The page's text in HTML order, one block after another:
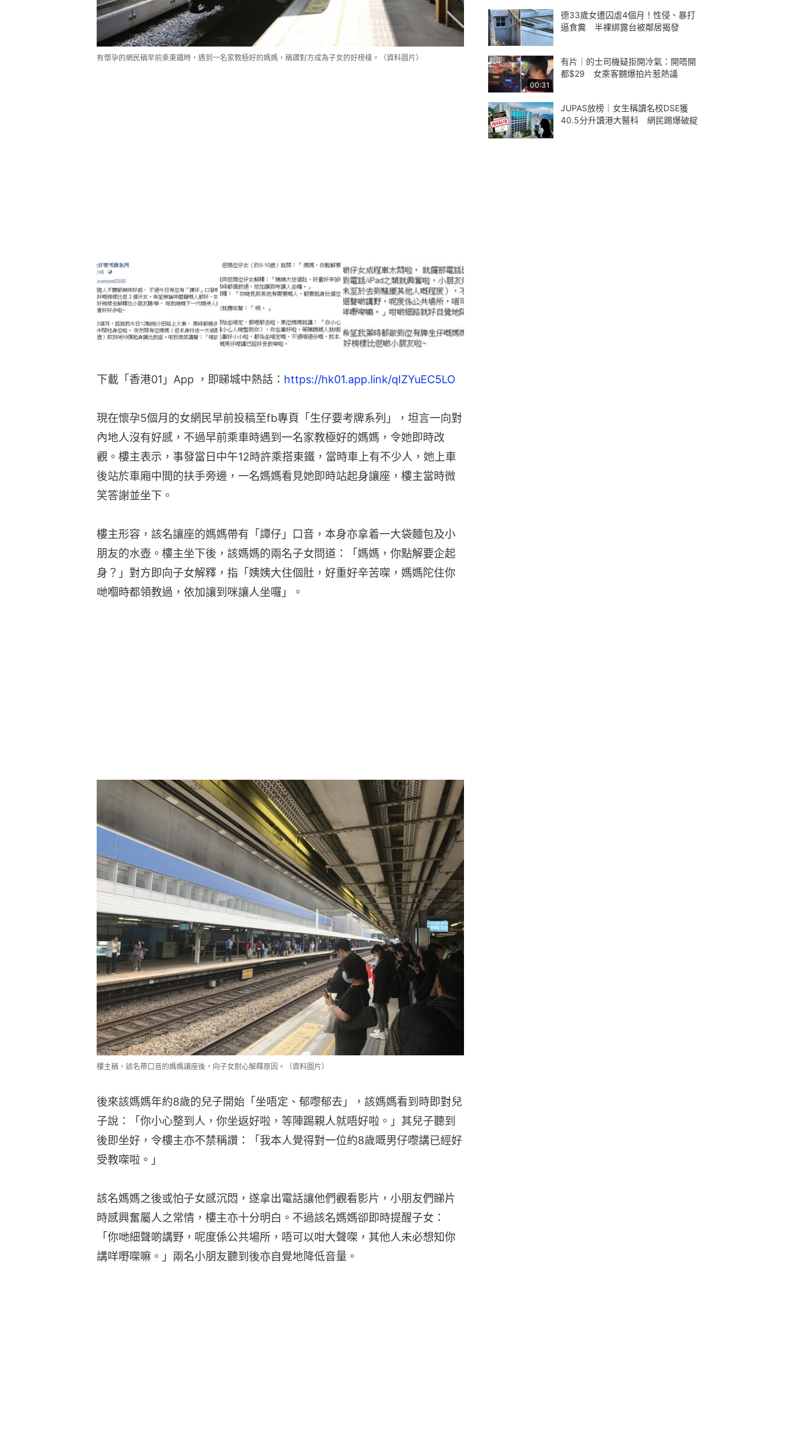
有懷孕的網民稱早前乘東鐵時，遇到一名家教極好的媽媽，稱讚對方成為子女的好榜樣。（資料圖片）
下載「香港01」App ，即睇城中熱話： https://hk01.app.link/qIZYuEC5LO
現在懷孕5個月的女網民早前投稿至fb專頁「生仔要考牌系列」，坦言一向對
內地人沒有好感，不過早前乘車時遇到一名家教極好的媽媽，令她即時改
觀。樓主表示，事發當日中午12時許乘搭東鐵，當時車上有不少人，她上車
後站於車廂中間的扶手旁邊，一名媽媽看見她即時站起身讓座，樓主當時微
笑答謝並坐下。
樓主形容，該名讓座的媽媽帶有「譚仔」口音，本身亦拿着一大袋麵包及小
朋友的水壺。樓主坐下後，該媽媽的兩名子女問道：「媽媽，你點解要企起
身？」對方即向子女解釋，指「姨姨大住個肚，好重好辛苦㗎，媽媽陀住你
哋嗰時都領教過，依加讓到咪讓人坐囉」。
樓主稱，該名帶口音的媽媽讓座後，向子女耐心解釋原因。（資料圖片）
後來該媽媽年約8歲的兒子開始「坐唔定、郁嚟郁去」，該媽媽看到時即對兒
子說：「你小心整到人，你坐返好啦，等陣踢親人就唔好啦。」其兒子聽到
後即坐好，令樓主亦不禁稱讚：「我本人覺得對一位約8歲嘅男仔嚟講已經好
受教㗎啦。」
該名媽媽之後或怕子女感沉悶，遂拿出電話讓他們觀看影片，小朋友們睇片
時感興奮屬人之常情，樓主亦十分明白。不過該名媽媽卻即時提醒子女：
講咩嘢㗎嘛。」兩名小朋友聽到後亦自覺地降低音量。
德33歲女遭囚虐4個月！性侵、暴打
逼食糞 半裸綁露台被鄰居揭發
00:31
有片｜的士司機疑拒開冷氣：開唔開
都$29 女乘客嬲爆拍片惹熱議
JUPAS放榜｜女生稱讀名校DSE獲
40.5分升讀港大醫科 網民踢爆破綻